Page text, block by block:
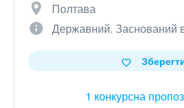
Полтава
Державний. Заснований
1 конкурсна